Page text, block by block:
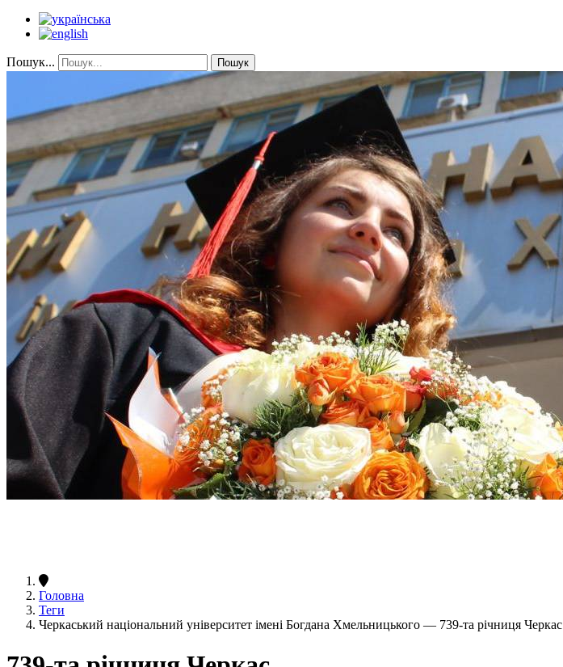
Пошук... Пошук
Головна
Теги
Черкаський національний університет імені Богдана Хмельницького — 739-та річниця Черкас